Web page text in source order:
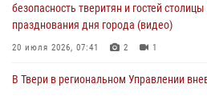
безопасность тверитян и гостей
празднования дня города (видео)
20 июля 2026, 07:41 2 1
В Твери в региональном Управлении